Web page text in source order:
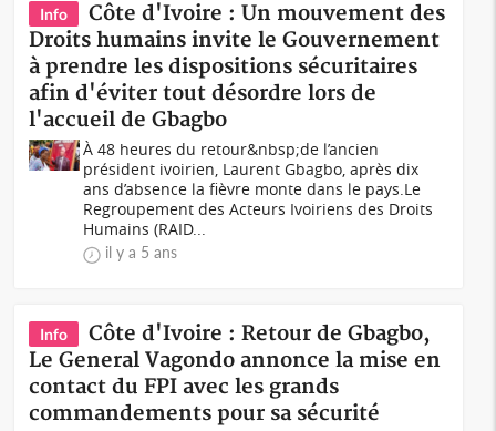
Info
Côte d'Ivoire : Un mouvement des
Droits humains invite le Gouvernement
à prendre les dispositions sécuritaires
afin d'éviter tout désordre lors de
l'accueil de Gbagbo
À 48 heures du retour&nbsp;de l’ancien
président ivoirien, Laurent Gbagbo, après dix
ans d’absence la fièvre monte dans le pays.Le
Regroupement des Acteurs Ivoiriens des Droits
Humains (RAID...
il y a 5 ans
Info
Côte d'Ivoire : Retour de Gbagbo,
Le General Vagondo annonce la mise en
contact du FPI avec les grands
commandements pour sa sécurité